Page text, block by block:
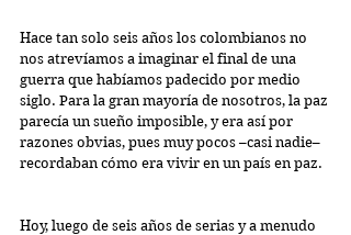
Hace tan solo seis años los colombianos no
nos atrevíamos a imaginar el final de una
guerra que habíamos padecido por medio
siglo. Para la gran mayoría de nosotros, la paz
parecía un sueño imposible, y era así por
razones obvias, pues muy pocos –casi nadie–
recordaban cómo era vivir en un país en paz.
Hoy, luego de seis años de serias y a menudo